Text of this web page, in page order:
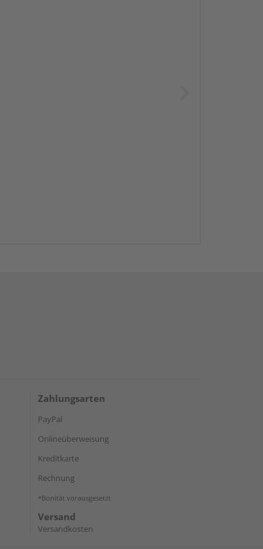
Zahlungsarten
PayPal
Onlineüberweisung
Kreditkarte
Rechnung
*Bonität vorausgesetzt
Versand
Versandkosten